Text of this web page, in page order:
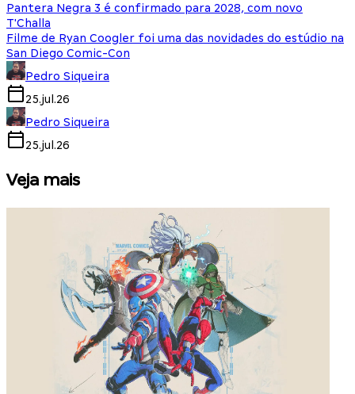
Pantera Negra 3 é confirmado para 2028, com novo
T'Challa
Filme de Ryan Coogler foi uma das novidades do estúdio na
San Diego Comic-Con
Pedro Siqueira
25.jul.26
Pedro Siqueira
25.jul.26
Veja mais